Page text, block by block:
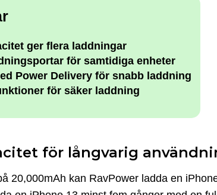
ger flera laddningar
för samtidiga enheter
Power Delivery för snabb laddning
för säker laddning
för långvarig
20,000mAh kan RavPower ladda en